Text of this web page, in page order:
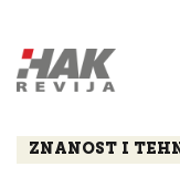
Razgovori
ZNANOST I